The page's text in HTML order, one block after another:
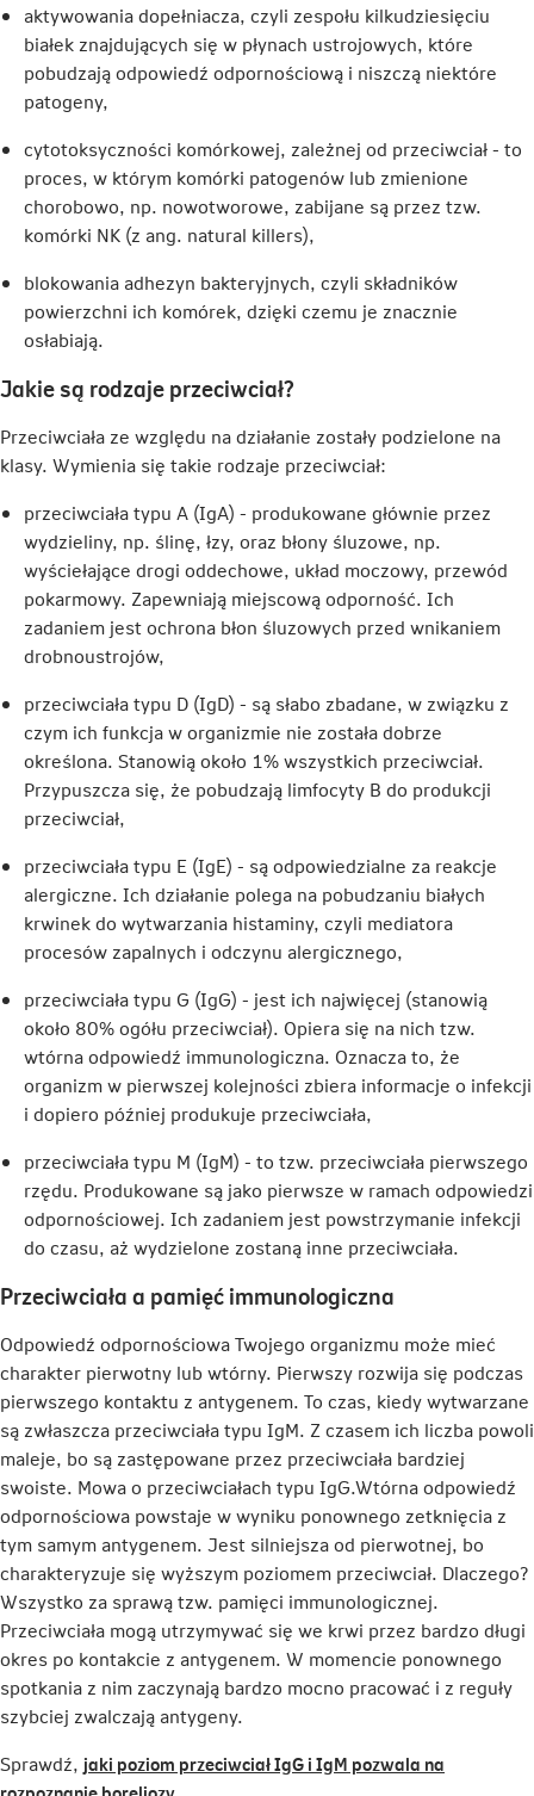
aktywowania dopełniacza, czyli zespołu kilkudziesięciu
białek znajdujących się w płynach ustrojowych, które
pobudzają odpowiedź odpornościową i niszczą niektóre
patogeny,
cytotoksyczności komórkowej, zależnej od przeciwciał - to
proces, w którym komórki patogenów lub zmienione
chorobowo, np. nowotworowe, zabijane są przez tzw.
komórki NK (z ang. natural killers),
blokowania adhezyn bakteryjnych, czyli składników
powierzchni ich komórek, dzięki czemu je znacznie
osłabiają.
Jakie są rodzaje przeciwciał?
Przeciwciała ze względu na działanie zostały podzielone na
klasy. Wymienia się takie rodzaje przeciwciał:
przeciwciała typu A (IgA) - produkowane głównie przez
wydzieliny, np. ślinę, łzy, oraz błony śluzowe, np.
wyściełające drogi oddechowe, układ moczowy, przewód
pokarmowy. Zapewniają miejscową odporność. Ich
zadaniem jest ochrona błon śluzowych przed wnikaniem
drobnoustrojów,
przeciwciała typu D (IgD) - są słabo zbadane, w związku z
czym ich funkcja w organizmie nie została dobrze
określona. Stanowią około 1% wszystkich przeciwciał.
Przypuszcza się, że pobudzają limfocyty B do produkcji
przeciwciał,
przeciwciała typu E (IgE) - są odpowiedzialne za reakcje
alergiczne. Ich działanie polega na pobudzaniu białych
krwinek do wytwarzania histaminy, czyli mediatora
procesów zapalnych i odczynu alergicznego,
przeciwciała typu G (IgG) - jest ich najwięcej (stanowią
około 80% ogółu przeciwciał). Opiera się na nich tzw.
wtórna odpowiedź immunologiczna. Oznacza to, że
organizm w pierwszej kolejności zbiera informacje o infekcji
i dopiero później produkuje przeciwciała,
przeciwciała typu M (IgM) - to tzw. przeciwciała pierwszego
rzędu. Produkowane są jako pierwsze w ramach odpowiedzi
odpornościowej. Ich zadaniem jest powstrzymanie infekcji
do czasu, aż wydzielone zostaną inne przeciwciała.
Przeciwciała a pamięć immunologiczna
Odpowiedź odpornościowa Twojego organizmu może mieć
charakter pierwotny lub wtórny. Pierwszy rozwija się podczas
pierwszego kontaktu z antygenem. To czas, kiedy wytwarzane
są zwłaszcza przeciwciała typu IgM. Z czasem ich liczba powoli
maleje, bo są zastępowane przez przeciwciała bardziej
swoiste. Mowa o przeciwciałach typu IgG.Wtórna odpowiedź
odpornościowa powstaje w wyniku ponownego zetknięcia z
tym samym antygenem. Jest silniejsza od pierwotnej, bo
charakteryzuje się wyższym poziomem przeciwciał. Dlaczego?
Wszystko za sprawą tzw. pamięci immunologicznej.
Przeciwciała mogą utrzymywać się we krwi przez bardzo długi
okres po kontakcie z antygenem. W momencie ponownego
spotkania z nim zaczynają bardzo mocno pracować i z reguły
szybciej zwalczają antygeny.
Sprawdź, jaki poziom przeciwciał IgG i IgM pozwala na
Link